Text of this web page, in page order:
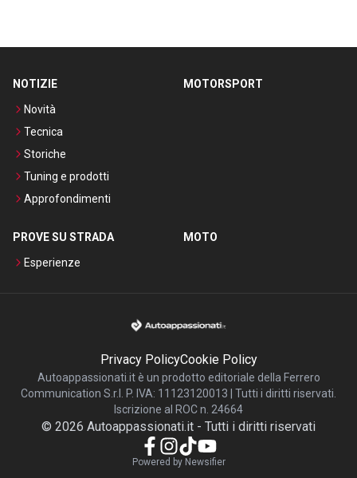
NOTIZIE
Novità
Tecnica
Storiche
Tuning e prodotti
Approfondimenti
MOTORSPORT
PROVE SU STRADA
Esperienze
MOTO
Privacy PolicyCookie Policy
Autoappassionati.it è un prodotto editoriale della Ferrero
Communication S.r.l. P. IVA: 11123120013 | Tutti i diritti riservati.
Iscrizione al ROC n. 24664
© 2026 Autoappassionati.it - Tutti i diritti riservati
Powered by Newsifier